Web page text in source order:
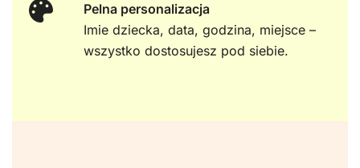
Pelna personalizacja
Imie dziecka, data, godzina, miejsce –
wszystko dostosujesz pod siebie.